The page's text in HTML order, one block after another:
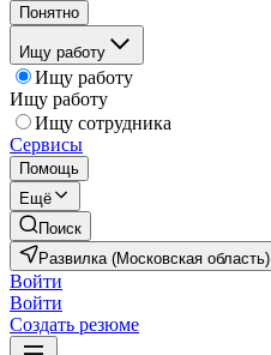
Понятно
Ищу работу
Ищу работу
Ищу работу
Ищу сотрудника
Сервисы
Помощь
Ещё
Поиск
Развилка (Московская область)
Войти
Войти
Создать резюме